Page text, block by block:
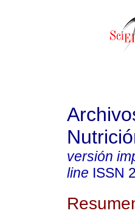
versión
line ISSN